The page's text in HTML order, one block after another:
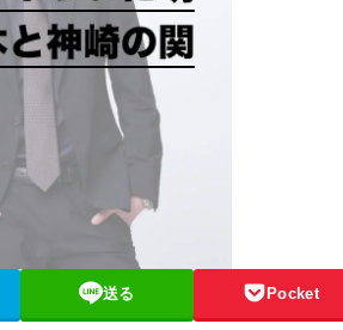
送る Pocket